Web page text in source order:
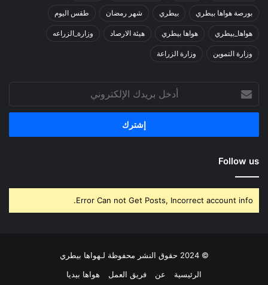
بورصة هواها بيطري بيطري شهر رمضان طقس اليوم
هواها_بيطري هواها بيطري هيئة الارصاد وزارة_الزراعه
وزارة التموين وزارة الزراعة
أدخل
بريدك
الإلكتروني
Follow us
Error Can not Get Posts, Incorrect account info.
© 2024 حقوق النشر محفوظة لـهواها بيطري
الرئيسية
عن فريق العمل هواها بيديا